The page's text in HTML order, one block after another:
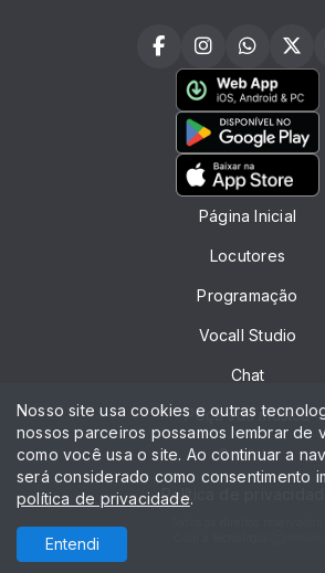
Página Inicial
Locutores
Programação
Vocall Studio
Chat
Peça sua música
Contato
Política de privacidade
Nosso site usa cookies e outras
nossos parceiros possamos lembrar de
como você usa o site. Ao continuar a
será considerado como consentimento
política de privacidade.
Entendi